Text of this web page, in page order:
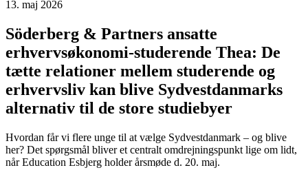
13. maj 2026
Söderberg & Partners ansatte
erhvervsøkonomi-studerende Thea: De
tætte relationer mellem studerende og
erhvervsliv kan blive Sydvestdanmarks
alternativ til de store studiebyer
Hvordan får vi flere unge til at vælge Sydvestdanmark – og blive
her? Det spørgsmål bliver et centralt omdrejningspunkt lige om lidt,
når Education Esbjerg holder årsmøde d. 20. maj.